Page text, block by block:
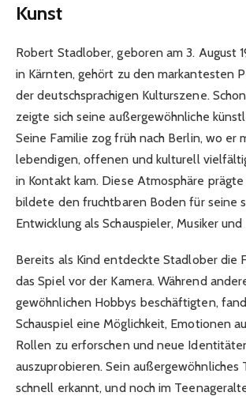
Kunst
Robert Stadlober, geboren am 3. August
in Kärnten, gehört zu den markantesten
der deutschsprachigen Kulturszene.
zeigte sich seine außergewöhnliche
Seine Familie zog früh nach Berlin, wo er
lebendigen, offenen und kulturell
in Kontakt kam. Diese Atmosphäre
bildete den fruchtbaren Boden für seine
Entwicklung als Schauspieler, Musiker und
Bereits als Kind entdeckte Stadlober die
das Spiel vor der Kamera. Während
gewöhnlichen Hobbys beschäftigten,
Schauspiel eine Möglichkeit, Emotionen
Rollen zu erforschen und neue
auszuprobieren. Sein außergewöhnliches
schnell erkannt, und noch im